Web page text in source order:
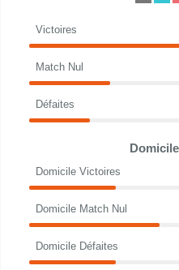
Victoires
Match Nul
Défaites
Domicile Victoires
Domicile Match Nul
Domicile Défaites